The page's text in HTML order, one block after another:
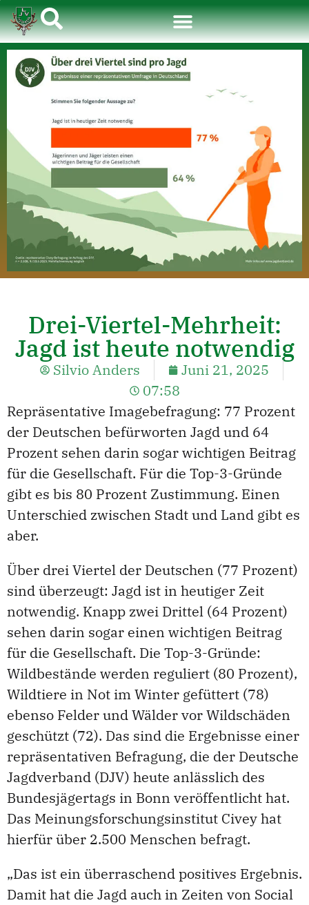
Drei-Viertel-Mehrheit:
Jagd ist heute notwendig
Silvio Anders
Juni 21, 2025
07:58
Repräsentative Imagebefragung: 77 Prozent
der Deutschen befürworten Jagd und 64
Prozent sehen darin sogar wichtigen Beitrag
für die Gesellschaft. Für die Top-3-Gründe
gibt es bis 80 Prozent Zustimmung. Einen
Unterschied zwischen Stadt und Land gibt es
aber.
Über drei Viertel der Deutschen (77 Prozent)
sind überzeugt: Jagd ist in heutiger Zeit
notwendig. Knapp zwei Drittel (64 Prozent)
sehen darin sogar einen wichtigen Beitrag
für die Gesellschaft. Die Top-3-Gründe:
Wildbestände werden reguliert (80 Prozent),
Wildtiere in Not im Winter gefüttert (78)
ebenso Felder und Wälder vor Wildschäden
geschützt (72). Das sind die Ergebnisse einer
repräsentativen Befragung, die der Deutsche
Jagdverband (DJV) heute anlässlich des
Bundesjägertags in Bonn veröffentlicht hat.
Das Meinungsforschungsinstitut Civey hat
hierfür über 2.500 Menschen befragt.
„Das ist ein überraschend positives Ergebnis.
Damit hat die Jagd auch in Zeiten von Social